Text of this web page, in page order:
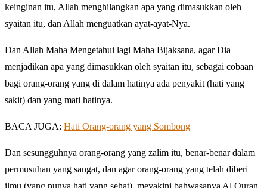
keinginan itu, Allah menghilangkan apa yang dimasukkan oleh
syaitan itu, dan Allah menguatkan ayat-ayat-Nya.
Dan Allah Maha Mengetahui lagi Maha Bijaksana, agar Dia
menjadikan apa yang dimasukkan oleh syaitan itu, sebagai cobaan
bagi orang-orang yang di dalam hatinya ada penyakit (hati yang
sakit) dan yang mati hatinya.
BACA JUGA: Hati Orang-orang yang Sombong
Dan sesungguhnya orang-orang yang zalim itu, benar-benar dalam
permusuhan yang sangat, dan agar orang-orang yang telah diberi
ilmu (yang punya hati yang sehat), meyakini bahwasanya Al Quran